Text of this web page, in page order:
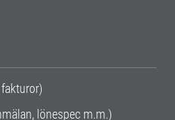
lönespec m.m.)